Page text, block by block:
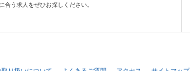
う求人をぜひお探しください。